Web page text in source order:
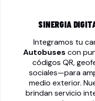
SINERGIA
Integramos tu
Autobuses con
códigos QR,
sociales—para
medio exterior.
brindan servicio